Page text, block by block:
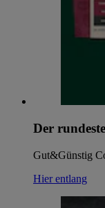
Der
Gut&Günstig
Hier entlang